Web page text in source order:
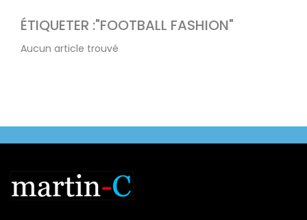
ÉTIQUETER :"FOOTBALL FASHION"
Aucun article trouvé